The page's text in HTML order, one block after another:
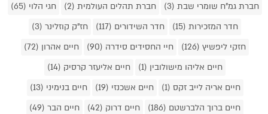
חברת גמ"ח שומרי שבת (3)
חברת תהלים העולמית (2)
חגי הלוי (65)
חדר המזכירות (15)
חדר השידורים (117)
חז"ק קוזלינר (3)
חזקי ליפשיץ (126)
חיי החסידים סידרה (90)
חיים אהרון (72)
חיים אליהו מישולובין (1)
חיים אליעזר קרסיק (14)
חיים אריה לייב זקס (1)
חיים אשכנזי (19)
חיים בנימיני (13)
חיים ברוך הלברשטם (186)
חיים דרוק (42)
חיים הבר (49)